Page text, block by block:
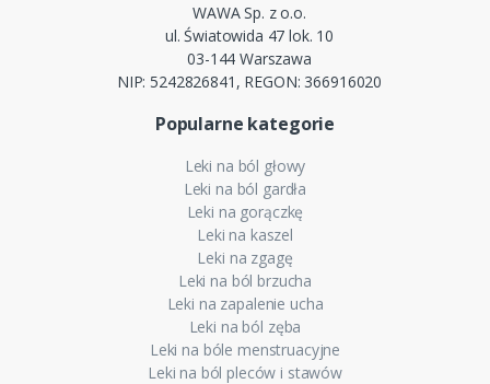
WAWA Sp. z o.o.
ul. Światowida 47 lok. 10
03-144 Warszawa
NIP: 5242826841, REGON: 366916020
Popularne kategorie
Leki na ból głowy
Leki na ból gardła
Leki na gorączkę
Leki na kaszel
Leki na zgagę
Leki na ból brzucha
Leki na zapalenie ucha
Leki na ból zęba
Leki na bóle menstruacyjne
Leki na ból pleców i stawów